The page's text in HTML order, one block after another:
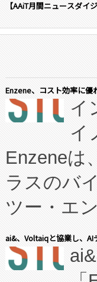
【AAiT月間ニュースダイ
Enzene、コスト効率に優
イ
イ
Enzeneは
ラスのバ
ツー・エ
表しまし
ai&、Voltaiqと協業し、